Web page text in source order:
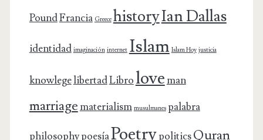
PoundFrancia Greece historyIan Dallas
identidad imaginación internet Islam Islam Hoy justicia
knowlegelibertadLibrolove man
marriage materialism musulmanes palabra
philosophypoesíaPoetrypoliticsQuran